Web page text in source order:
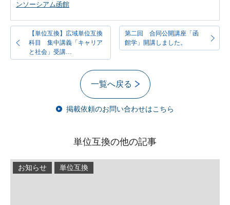
ンソーシアム函館
【単位互換】広域単位互換
科目 集中講義「キャリア
と社会」受講…
第二回 合同公開講座「函
館学」開講しました。
一覧へ戻る
掲載依頼のお問い合わせはこちら
単位互換の他の記事
お知らせ 単位互換